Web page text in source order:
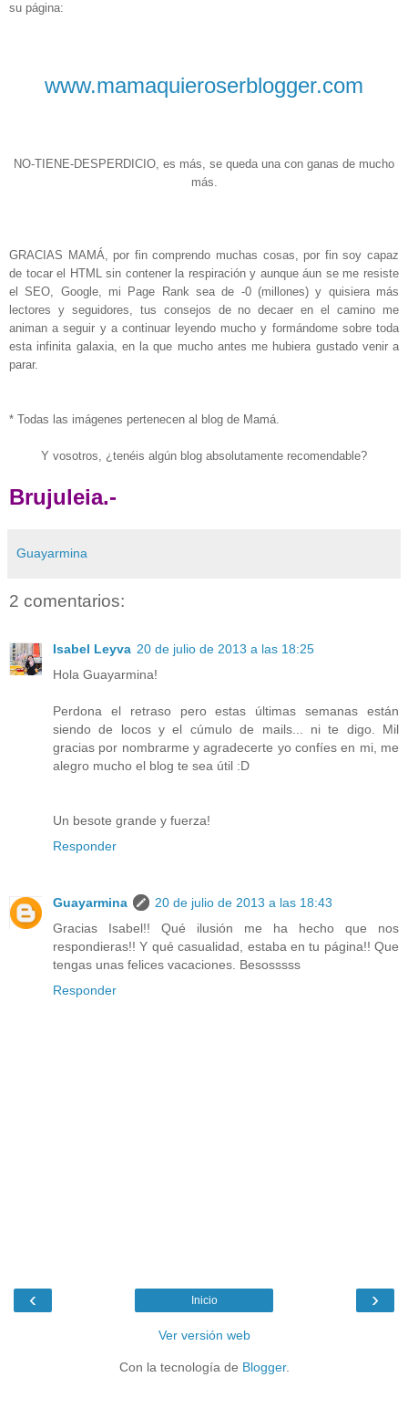
su página:
www.mamaquieroserblogger.com
NO-TIENE-DESPERDICIO, es más, se queda una con ganas de mucho
más.
GRACIAS MAMÁ, por fin comprendo muchas cosas, por fin soy capaz
de tocar el HTML sin contener la respiración y aunque áun se me resiste
el SEO, Google, mi Page Rank sea de -0 (millones) y quisiera más
lectores y seguidores, tus consejos de no decaer en el camino me
animan a seguir y a continuar leyendo mucho y formándome sobre toda
esta infinita galaxia, en la que mucho antes me hubiera gustado venir a
parar.
* Todas las imágenes pertenecen al blog de Mamá.
Y vosotros, ¿tenéis algún blog absolutamente recomendable?
Brujuleia.-
Guayarmina
2 comentarios:
Isabel Leyva 20 de julio de 2013 a las 18:25
Hola Guayarmina!
Perdona el retraso pero estas últimas semanas están
siendo de locos y el cúmulo de mails... ni te digo. Mil
gracias por nombrarme y agradecerte yo confíes en mi, me
alegro mucho el blog te sea útil :D
Un besote grande y fuerza!
Responder
Guayarmina
20 de julio de 2013 a las 18:43
Gracias Isabel!! Qué ilusión me ha hecho que nos
respondieras!! Y qué casualidad, estaba en tu página!! Que
tengas unas felices vacaciones. Besosssss
Responder
‹ ›
Inicio
Ver versión web
Con la tecnología de Blogger.